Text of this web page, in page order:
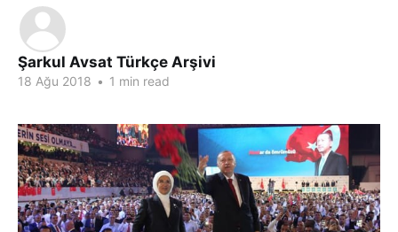
Şarkul Avsat Türkçe Arşivi
18 Ağu 2018 • 1 min read